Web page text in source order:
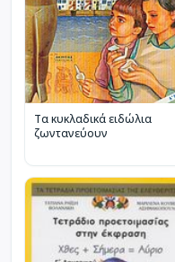
Τα κυκλαδικά ειδώλια
ζωντανεύουν